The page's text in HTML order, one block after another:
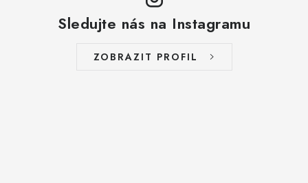
Sledujte nás na Instagramu
ZOBRAZIT PROFIL